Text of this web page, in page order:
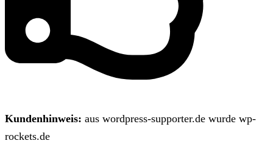
Kundenhinweis: aus wordpress-supporter.de wurde wp-
rockets.de